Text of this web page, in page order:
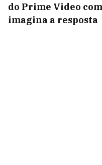
do Prime Video
imagina a resposta